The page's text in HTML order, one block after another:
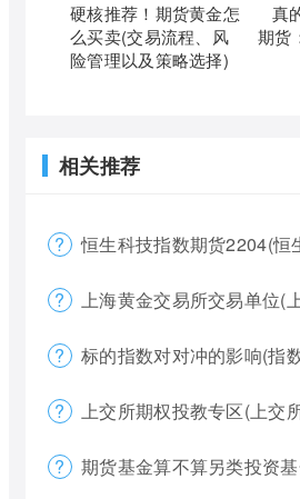
硬核推荐！期货黄金怎
么买卖(交易流程、风
险管理以及策略选择)
真
期货
相关推荐
恒生科技指数期货2204(恒生
上海黄金交易所交易单位(上
标的指数对对冲的影响(指
上交所期权投教专区(上交
期货基金算不算另类投资基金(期